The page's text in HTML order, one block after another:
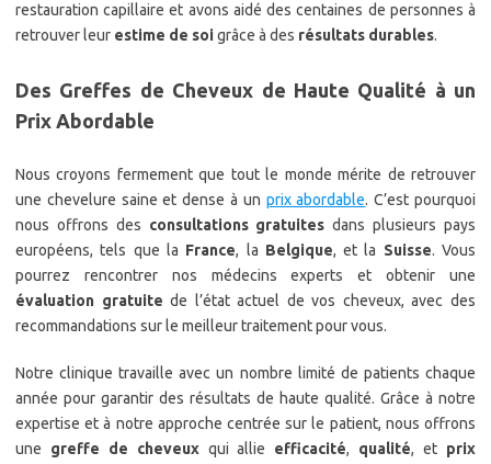
restauration capillaire et avons aidé des centaines de personnes à
retrouver leur estime de soigrâce à des résultats durables.
Des Greffes de Cheveux de Haute Qualité à un
Prix Abordable
Nous croyons fermement que tout le monde mérite de retrouver
une chevelure saine et dense à un prix abordable. C’est pourquoi
nous offrons des consultations gratuites dans plusieurs pays
européens, tels que la France, la Belgique, et la Suisse. Vous
pourrez rencontrer nos médecins experts et obtenir une
évaluation gratuite de l’état actuel de vos cheveux, avec des
recommandations sur le meilleur traitement pour vous.
Notre clinique travaille avec un nombre limité de patients chaque
année pour garantir des résultats de haute qualité. Grâce à notre
expertise et à notre approche centrée sur le patient, nous offrons
une greffe de cheveuxqui allie efficacité, qualité, et prix